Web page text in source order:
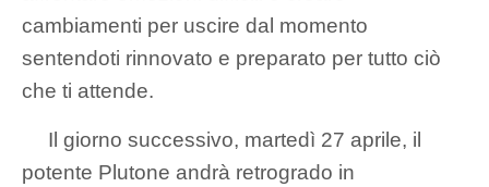
cambiamenti per uscire dal momento
sentendoti rinnovato e preparato per tutto ciò
che ti attende.
Il giorno successivo, martedì 27 aprile, il
potente Plutone andrà retrogrado in